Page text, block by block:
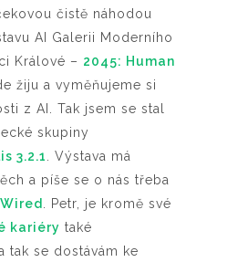
čistě náhodou
AI Galerii Moderního
Králové – 2045: Human
žiju a vyměňujeme si
z AI. Tak jsem se stal
skupiny
3.2.1
. Výstava má
a píše se o nás třeba
Wired
. Petr, je kromě své
kariéry také
tak se dostávám ke